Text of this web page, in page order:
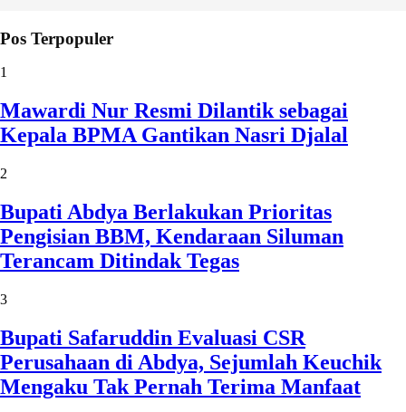
Pos Terpopuler
1
Mawardi Nur Resmi Dilantik sebagai
Kepala BPMA Gantikan Nasri Djalal
2
Bupati Abdya Berlakukan Prioritas
Pengisian BBM, Kendaraan Siluman
Terancam Ditindak Tegas
3
Bupati Safaruddin Evaluasi CSR
Perusahaan di Abdya, Sejumlah Keuchik
Mengaku Tak Pernah Terima Manfaat